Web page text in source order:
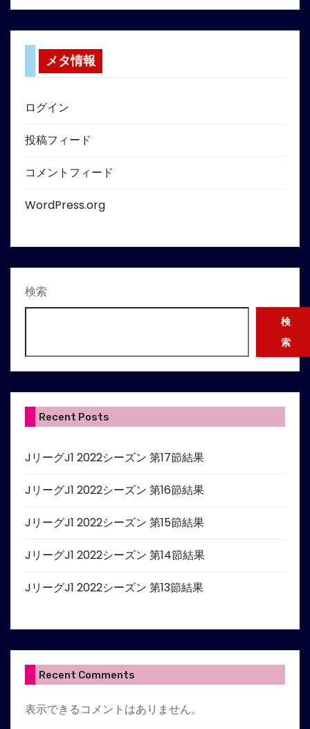
メタ情報
ログイン
投稿フィード
コメントフィード
WordPress.org
検索
検
索
Recent Posts
JリーグJ1 2022シーズン 第17節結果
JリーグJ1 2022シーズン 第16節結果
JリーグJ1 2022シーズン 第15節結果
JリーグJ1 2022シーズン 第14節結果
JリーグJ1 2022シーズン 第13節結果
Recent Comments
表示できるコメントはありません。